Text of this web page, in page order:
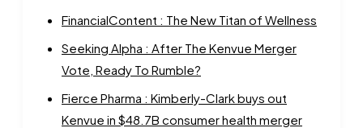
FinancialContent : The New Titan of Wellness
Seeking Alpha : After The Kenvue Merger
Vote, Ready To Rumble?
Fierce Pharma : Kimberly-Clark buys out
Kenvue in $48.7B consumer health merger